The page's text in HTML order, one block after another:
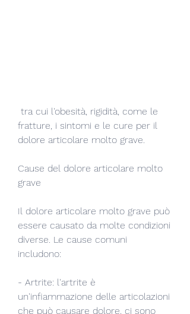
fratture, i sintomi e le cure per il
dolore articolare molto grave.
Cause del dolore articolare molto
grave
Il dolore articolare molto grave può
essere causato da molte condizioni
diverse. Le cause comuni
includono:
- Artrite: l'artrite è
un'infiammazione delle articolazioni
che può causare dolore, ci sono